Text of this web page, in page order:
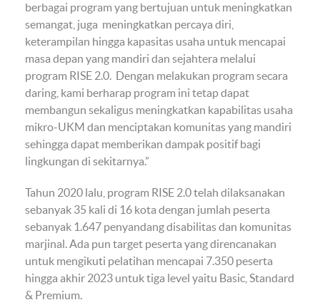
berbagai program yang bertujuan untuk meningkatkan
semangat, juga meningkatkan percaya diri,
keterampilan hingga kapasitas usaha untuk mencapai
masa depan yang mandiri dan sejahtera melalui
program RISE 2.0. Dengan melakukan program secara
daring, kami berharap program ini tetap dapat
membangun sekaligus meningkatkan kapabilitas usaha
mikro-UKM dan menciptakan komunitas yang mandiri
sehingga dapat memberikan dampak positif bagi
lingkungan di sekitarnya.”
Tahun 2020 lalu, program RISE 2.0 telah dilaksanakan
sebanyak 35 kali di 16 kota dengan jumlah peserta
sebanyak 1.647 penyandang disabilitas dan komunitas
marjinal. Ada pun target peserta yang direncanakan
untuk mengikuti pelatihan mencapai 7.350 peserta
hingga akhir 2023 untuk tiga level yaitu Basic, Standard
& Premium.